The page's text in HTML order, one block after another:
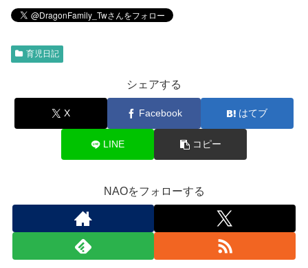
育児日記
シェアする
X Facebook はてブ
LINE コピー
NAOをフォローする